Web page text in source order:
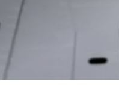
Vacatures